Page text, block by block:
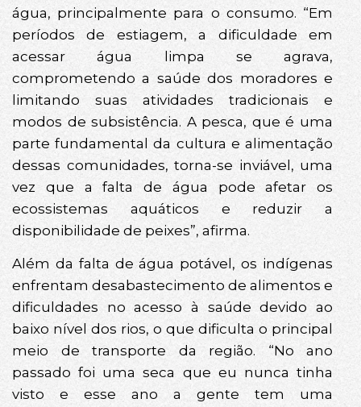
água, principalmente para o consumo. “Em
períodos de estiagem, a dificuldade em
acessar água limpa se agrava,
comprometendo a saúde dos moradores e
limitando suas atividades tradicionais e
modos de subsistência. A pesca, que é uma
parte fundamental da cultura e alimentação
dessas comunidades, torna-se inviável, uma
vez que a falta de água pode afetar os
ecossistemas aquáticos e reduzir a
disponibilidade de peixes”, afirma.
Além da falta de água potável, os indígenas
enfrentam desabastecimento de alimentos e
dificuldades no acesso à saúde devido ao
baixo nível dos rios, o que dificulta o principal
meio de transporte da região. “No ano
passado foi uma seca que eu nunca tinha
visto e esse ano a gente tem uma